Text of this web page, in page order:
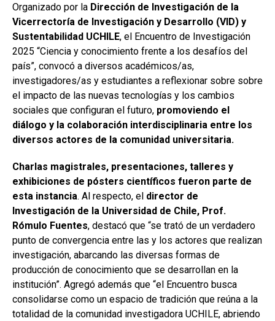
Organizado por la Dirección de Investigación de la
Vicerrectoría de Investigación y Desarrollo (VID) y
Sustentabilidad UCHILE, el Encuentro de Investigación
2025 “Ciencia y conocimiento frente a los desafíos del
país”, convocó a diversos académicos/as,
investigadores/as y estudiantes a reflexionar sobre sobre
el impacto de las nuevas tecnologías y los cambios
sociales que configuran el futuro, promoviendo el
diálogo y la colaboración interdisciplinaria entre los
diversos actores de la comunidad universitaria.
Charlas magistrales, presentaciones, talleres y
exhibiciones de pósters científicos fueron parte de
esta instancia. Al respecto, el director de
Investigación de la Universidad de Chile, Prof.
Rómulo Fuentes, destacó que “se trató de un verdadero
punto de convergencia entre las y los actores que realizan
investigación, abarcando las diversas formas de
producción de conocimiento que se desarrollan en la
institución”. Agregó además que “el Encuentro busca
consolidarse como un espacio de tradición que reúna a la
totalidad de la comunidad investigadora UCHILE, abriendo